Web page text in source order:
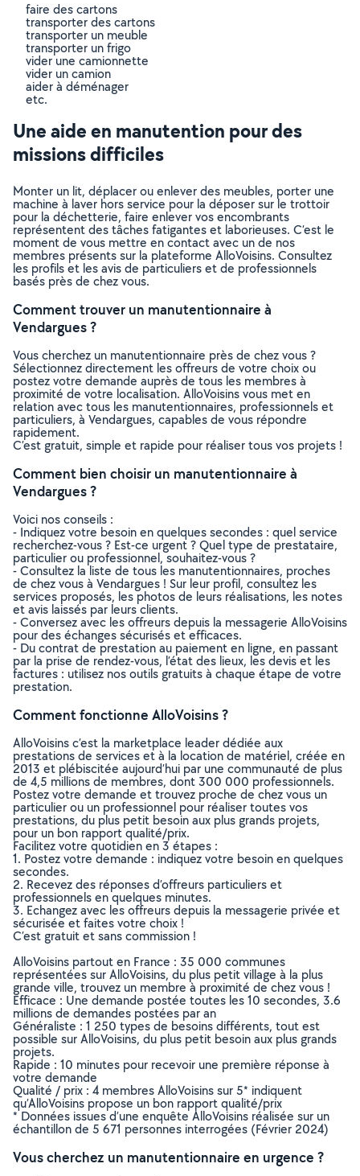
faire des cartons
transporter des cartons
transporter un meuble
transporter un frigo
vider une camionnette
vider un camion
aider à déménager
etc.
Une aide en manutention pour des
missions difficiles
Monter un lit, déplacer ou enlever des meubles, porter une
machine à laver hors service pour la déposer sur le trottoir
pour la déchetterie, faire enlever vos encombrants
représentent des tâches fatigantes et laborieuses. C’est le
moment de vous mettre en contact avec un de nos
membres présents sur la plateforme AlloVoisins. Consultez
les profils et les avis de particuliers et de professionnels
basés près de chez vous.
Comment trouver un manutentionnaire à
Vendargues ?
Vous cherchez un manutentionnaire près de chez vous ?
Sélectionnez directement les offreurs de votre choix ou
postez votre demande auprès de tous les membres à
proximité de votre localisation. AlloVoisins vous met en
relation avec tous les manutentionnaires, professionnels et
particuliers, à Vendargues, capables de vous répondre
rapidement.
C’est gratuit, simple et rapide pour réaliser tous vos projets !
Comment bien choisir un manutentionnaire à
Vendargues ?
Voici nos conseils :
- Indiquez votre besoin en quelques secondes : quel service
recherchez-vous ? Est-ce urgent ? Quel type de prestataire,
particulier ou professionnel, souhaitez-vous ?
- Consultez la liste de tous les manutentionnaires, proches
de chez vous à Vendargues ! Sur leur profil, consultez les
services proposés, les photos de leurs réalisations, les notes
et avis laissés par leurs clients.
- Conversez avec les offreurs depuis la messagerie AlloVoisins
pour des échanges sécurisés et efficaces.
- Du contrat de prestation au paiement en ligne, en passant
par la prise de rendez-vous, l’état des lieux, les devis et les
factures : utilisez nos outils gratuits à chaque étape de votre
prestation.
Comment fonctionne AlloVoisins ?
AlloVoisins c’est la marketplace leader dédiée aux
prestations de services et à la location de matériel, créée en
2013 et plébiscitée aujourd’hui par une communauté de plus
de 4,5 millions de membres, dont 300 000 professionnels.
Postez votre demande et trouvez proche de chez vous un
particulier ou un professionnel pour réaliser toutes vos
prestations, du plus petit besoin aux plus grands projets,
pour un bon rapport qualité/prix.
Facilitez votre quotidien en 3 étapes :
1. Postez votre demande : indiquez votre besoin en quelques
secondes.
2. Recevez des réponses d’offreurs particuliers et
professionnels en quelques minutes.
3. Echangez avec les offreurs depuis la messagerie privée et
sécurisée et faites votre choix !
C’est gratuit et sans commission !
AlloVoisins partout en France : 35 000 communes
représentées sur AlloVoisins, du plus petit village à la plus
grande ville, trouvez un membre à proximité de chez vous !
Efficace : Une demande postée toutes les 10 secondes, 3.6
millions de demandes postées par an
Généraliste : 1 250 types de besoins différents, tout est
possible sur AlloVoisins, du plus petit besoin aux plus grands
projets.
Rapide : 10 minutes pour recevoir une première réponse à
votre demande
Qualité / prix : 4 membres AlloVoisins sur 5* indiquent
qu’AlloVoisins propose un bon rapport qualité/prix
* Données issues d’une enquête AlloVoisins réalisée sur un
échantillon de 5 671 personnes interrogées (Février 2024)
Vous cherchez un manutentionnaire en urgence ?